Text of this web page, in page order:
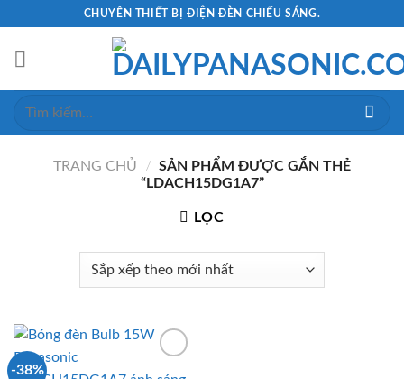
content
CHUYÊN THIẾT BỊ ĐIỆN ĐÈN CHIẾU SÁNG.
Tìm
TRANG CHỦ / SẢN PHẨM ĐƯỢC GẮN THẺ
“LDACH15DG1A7”
LỌC
-38%